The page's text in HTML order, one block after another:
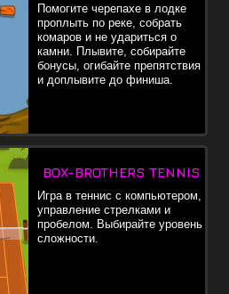
Помогите черепахе в лодке
проплыть по реке, собрать
комаров и не удариться о
камни. Плывите, собирайте
бонусы, огибайте препятствия
и доплывите до финиша.
BOX-BROTHERS TENNIS
Игра в теннис с компьютером,
управление стрелками и
пробелом. Выбирайте уровень
сложности.